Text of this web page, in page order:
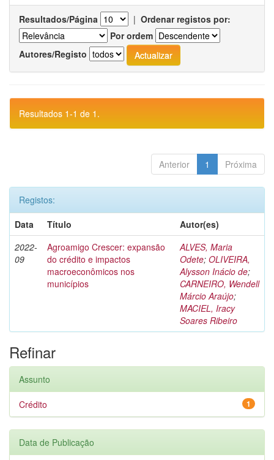
Resultados/Página | Ordenar registos por:
Por ordem
Autores/Registo
Resultados 1-1 de 1.
Anterior 1 Próxima
Registos:
Data
Título
Autor(es)
2022-
09
Agroamigo Crescer: expansão
do crédito e impactos
macroeconômicos nos
municípios
ALVES, Maria
Odete; OLIVEIRA,
Alysson Inácio de;
CARNEIRO, Wendell
Márcio Araújo;
MACIEL, Iracy
Soares Ribeiro
Refinar
Assunto
1
Crédito
Data de Publicação